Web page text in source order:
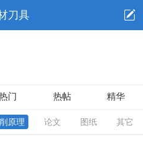
刀具
门 热帖 精华
原理 论文 图纸 其它